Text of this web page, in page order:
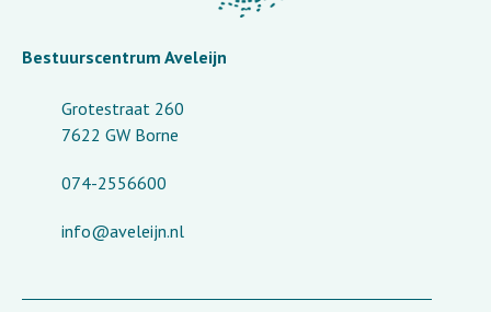
Bestuurscentrum Aveleijn
Grotestraat 260
7622 GW Borne
074-2556600
info@aveleijn.nl